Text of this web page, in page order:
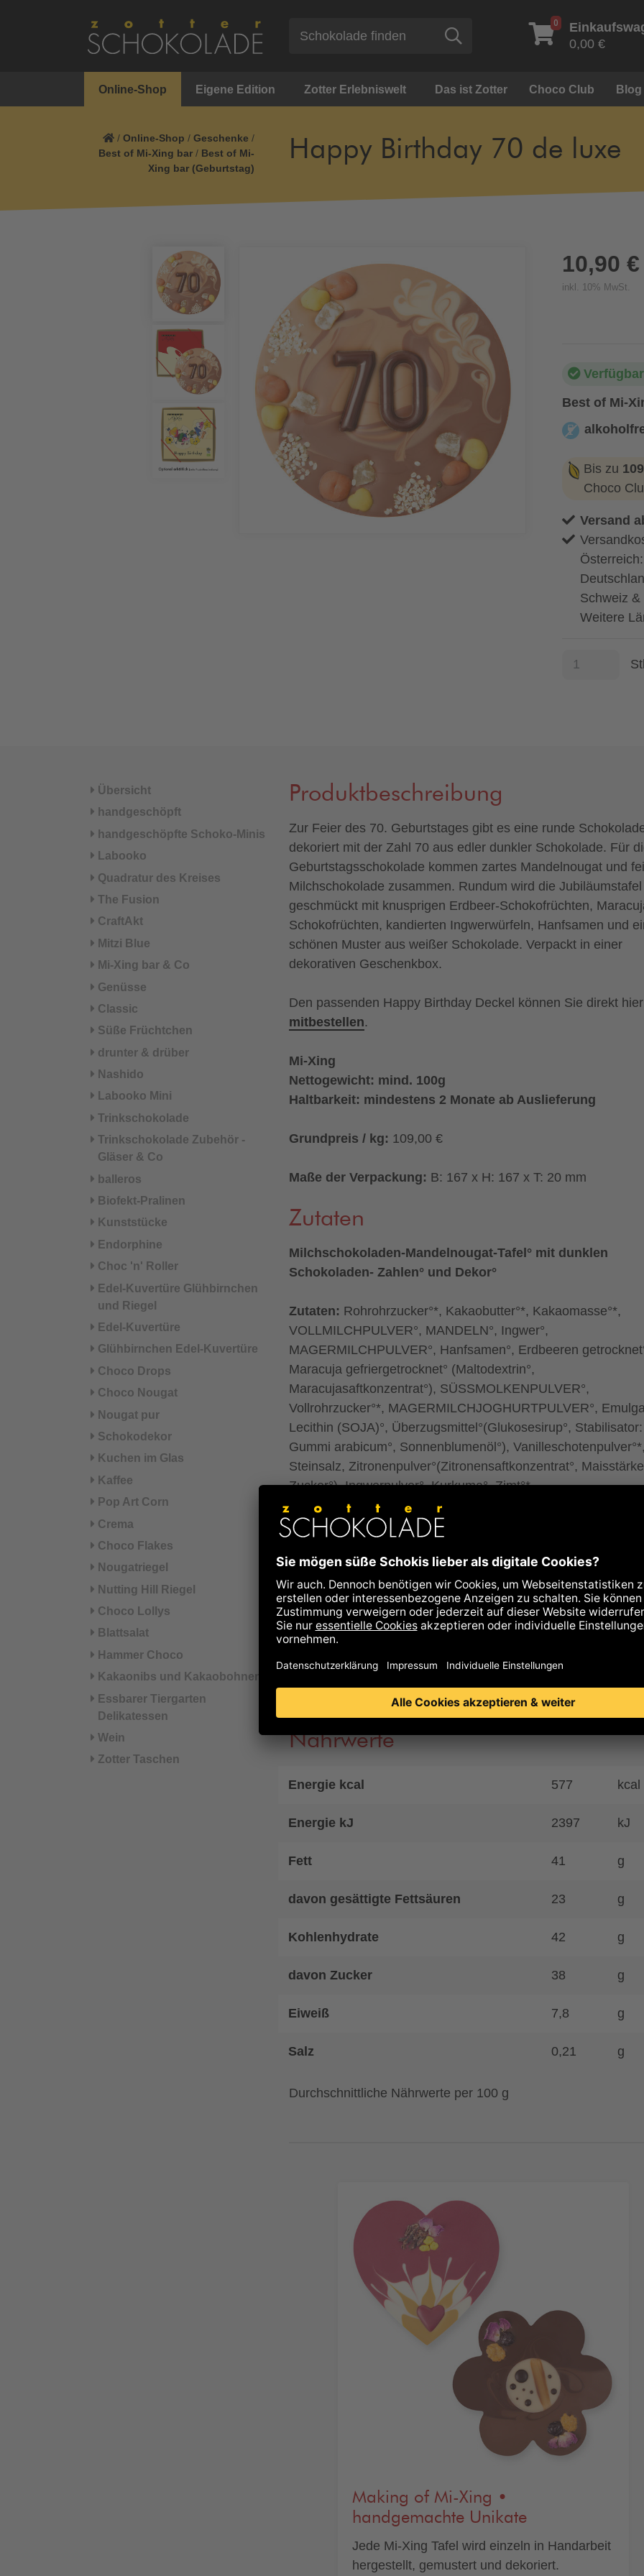
0
0,00 €
Online-Shop Eigene Edition Zotter Erlebniswelt Das ist Zotter Choco Club Blog
/ Online-Shop / Geschenke /
Best of Mi-Xing bar / Best of Mi-
Xing bar (Geburtstag)
Happy Birthday 70 de luxe
10,90 €
inkl. 10% MwSt.
Best of Mi-
Bis zu
Choco
Versand
Schweiz
Weitere
Übersicht
handgeschöpft
handgeschöpfte Schoko-Minis
Labooko
Quadratur des Kreises
The Fusion
CraftAkt
Mitzi Blue
Mi-Xing bar & Co
Genüsse
Classic
Süße Früchtchen
drunter & drüber
Nashido
Labooko Mini
Trinkschokolade
Trinkschokolade Zubehör -
Gläser & Co
balleros
Biofekt-Pralinen
Kunststücke
Endorphine
Choc 'n' Roller
Edel-Kuvertüre Glühbirnchen
und Riegel
Edel-Kuvertüre
Glühbirnchen Edel-Kuvertüre
Choco Drops
Choco Nougat
Nougat pur
Schokodekor
Kuchen im Glas
Kaffee
Pop Art Corn
Crema
Choco Flakes
Nougatriegel
Nutting Hill Riegel
Choco Lollys
Blattsalat
Hammer Choco
Kakaonibs und Kakaobohnen
Essbarer Tiergarten
Delikatessen
Wein
Zotter Taschen
Produktbeschreibung
Zur Feier des 70. Geburtstages gibt es eine runde
dekoriert mit der Zahl 70 aus edler dunkler Schokolade. Für
Geburtstagsschokolade kommen zartes Mandelnougat und
Milchschokolade zusammen. Rundum wird die
geschmückt mit knusprigen Erdbeer-Schokofrüchten,
Schokofrüchten, kandierten Ingwerwürfeln, Hanfsamen und
schönen Muster aus weißer Schokolade. Verpackt in einer
dekorativen Geschenkbox.
Den passenden Happy Birthday Deckel können Sie direkt hier
mitbestellen.
Mi-Xing
Nettogewicht: mind. 100g
Haltbarkeit: mindestens 2 Monate ab Auslieferung
Grundpreis / kg: 109,00 €
Maße der Verpackung: B: 167 x H: 167 x T: 20 mm
Zutaten
Milchschokoladen-Mandelnougat-Tafel° mit dunklen
Schokoladen- Zahlen° und Dekor°
Zutaten: Rohrohrzucker°*, Kakaobutter°*, Kakaomasse°*,
VOLLMILCHPULVER°, MANDELN°, Ingwer°,
MAGERMILCHPULVER°, Hanfsamen°, Erdbeeren
Maracuja gefriergetrocknet° (Maltodextrin°,
Maracujasaftkonzentrat°), SÜSSMOLKENPULVER°,
Vollrohrzucker°*, MAGERMILCHJOGHURTPULVER°,
Lecithin (SOJA)°, Überzugsmittel°(Glukosesirup°, Stabilisator:
Gummi arabicum°, Sonnenblumenöl°), Vanilleschotenpulver°*,
Steinsalz, Zitronenpulver°(Zitronensaftkonzentrat°,
Zucker°), Ingwerpulver°, Kurkuma°, Zimt°*
Kakao (Kakaomasse und Kakaobutter):
dunklen Schokolade°, 50% mindestens in der
*aus fairem Handel, Fair-Handelsanteil ingesamt: 69%
°aus kontrolliert biologischer Landwirtschaft
Vollmilchpulver von den Tiroler Bio-Bergbauern "Bio vom
Kann Spuren von Schalenfrüchten aller Art, Erdnüssen, Gluten
Sesam enthalten.
Hinweis auf Allergene
Nährwerte
Energie kcal 577 kcal
Energie kJ 2397 kJ
Fett 41 g
davon gesättigte Fettsäuren 23 g
Kohlenhydrate 42 g
davon Zucker 38 g
Eiweiß 7,8 g
Salz 0,21 g
Durchschnittliche Nährwerte per 100 g
Making of Mi-Xing •
handgemachte Unikate
Jede Mi-Xing Tafel wird einzeln in Handarbeit
hergestellt, gemustert und dekoriert.